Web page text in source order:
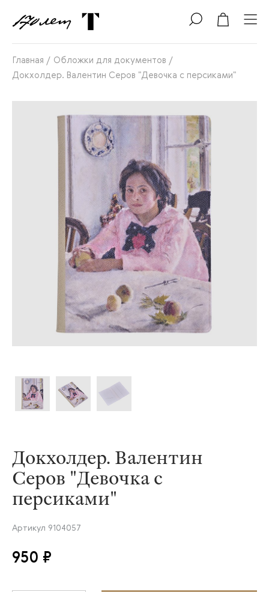
Главная / Обложки для документов /
Докхолдер. Валентин Серов "Девочка с персиками"
Докхолдер. Валентин
Серов "Девочка с
персиками"
Артикул 9104057
950 ₽